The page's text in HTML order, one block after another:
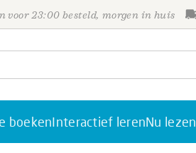
voor 23:00 besteld, morgen in huis
boekenInteractief lerenNu lezen